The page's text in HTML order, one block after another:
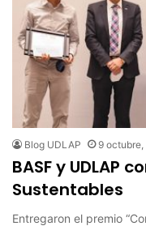
Blog UDLAP 9
BASF y UDLAP
Sustentables
Entregaron el premio